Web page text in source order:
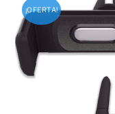
¡OFERTA!